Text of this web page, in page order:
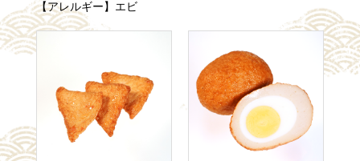
【アレルギー】エビ